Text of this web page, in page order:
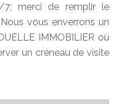
7; merci de remplir le
vous enverrons un
IMMOBILIER où
un créneau de visite